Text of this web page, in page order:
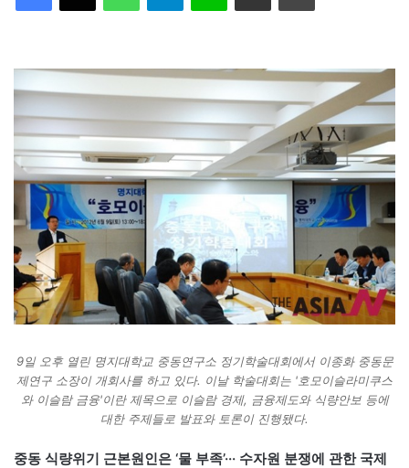
9일 오후 열린 명지대학교 중동연구소 정기학술대회에서 이종화 중동문
제연구 소장이 개회사를 하고 있다. 이날 학술대회는 '호모이슬라미쿠스
와 이슬람 금융'이란 제목으로 이슬람 경제, 금융제도와 식량안보 등에
대한 주제들로 발표와 토론이 진행됐다.
중동 식량위기 근본원인은 ‘물 부족’··· 수자원 분쟁에 관한 국제